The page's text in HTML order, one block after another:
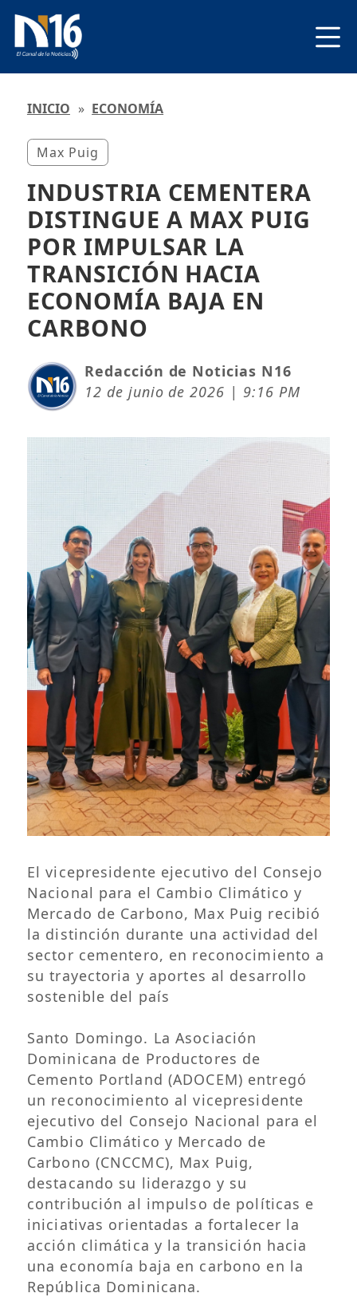
INICIO » ECONOMÍA
Max Puig
INDUSTRIA CEMENTERA
DISTINGUE A MAX PUIG
POR IMPULSAR LA
TRANSICIÓN HACIA
ECONOMÍA BAJA EN
CARBONO
Redacción de Noticias N16
12 de junio de 2026 | 9:16 PM
El vicepresidente ejecutivo del Consejo
Nacional para el Cambio Climático y
Mercado de Carbono, Max Puig recibió
la distinción durante una actividad del
sector cementero, en reconocimiento a
su trayectoria y aportes al desarrollo
sostenible del país
Santo Domingo. La Asociación
Dominicana de Productores de
Cemento Portland (ADOCEM) entregó
un reconocimiento al vicepresidente
ejecutivo del Consejo Nacional para el
Cambio Climático y Mercado de
Carbono (CNCCMC), Max Puig,
destacando su liderazgo y su
contribución al impulso de políticas e
iniciativas orientadas a fortalecer la
acción climática y la transición hacia
una economía baja en carbono en la
República Dominicana.